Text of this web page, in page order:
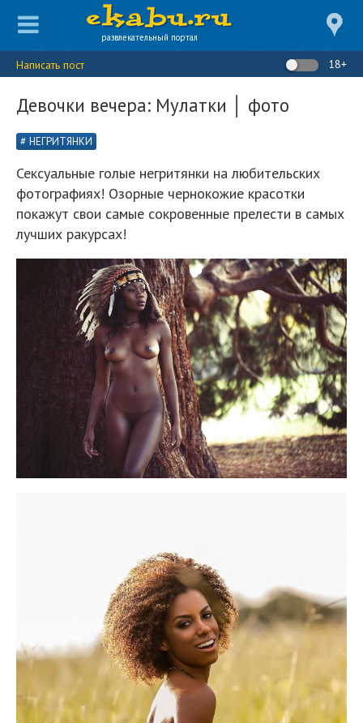
развлекательный портал
Написать пост 18+
Девочки вечера: Мулатки │ фото
НЕГРИТЯНКИ
Сексуальные голые негритянки на любительских
фотографиях! Озорные чернокожие красотки
покажут свои самые сокровенные прелести в самых
лучших ракурсах!